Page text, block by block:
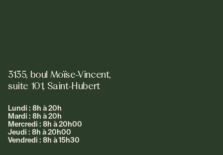
3135, boul Moïse-Vincent,
suite 101, Saint-Hubert
Lundi : 8h à 20h
Mardi : 8h à 20h
Mercredi : 8h à 20h00
Jeudi : 8h à 20h00
Vendredi : 8h à 15h30